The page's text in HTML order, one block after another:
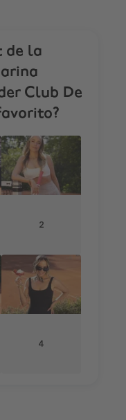
de la
Club De
2
4